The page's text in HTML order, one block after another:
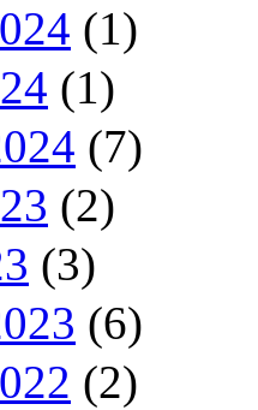
(1)
(1)
(7)
(2)
(3)
(6)
(2)